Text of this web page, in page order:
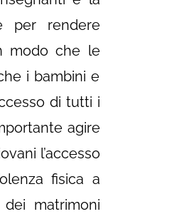
per rendere
modo che le
i bambini e
di tutti i
agire
l’accesso
fisica a
matrimoni